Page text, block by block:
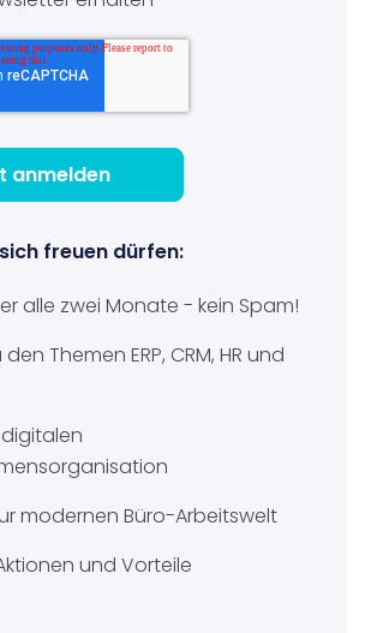
freuen dürfen:
alle zwei Monate - kein Spam!
Themen ERP, CRM, HR und
digitalen
modernen Büro-Arbeitswelt
und Vorteile